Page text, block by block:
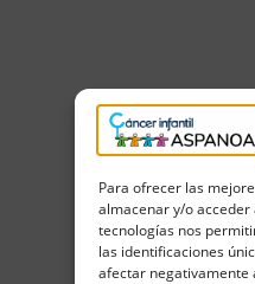
Para ofrecer las
almacenar y/o
tecnologías nos
las identificaciones
afectar negativamente